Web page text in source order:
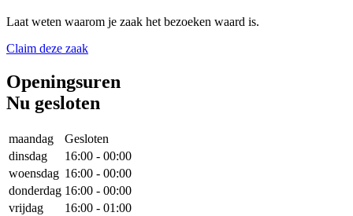
Laat weten waarom je zaak het bezoeken waard is.
Claim deze zaak
Openingsuren
Nu gesloten
maandag
Gesloten
dinsdag
16:00 - 00:00
woensdag 16:00 - 00:00
donderdag 16:00 - 00:00
vrijdag
16:00 - 01:00